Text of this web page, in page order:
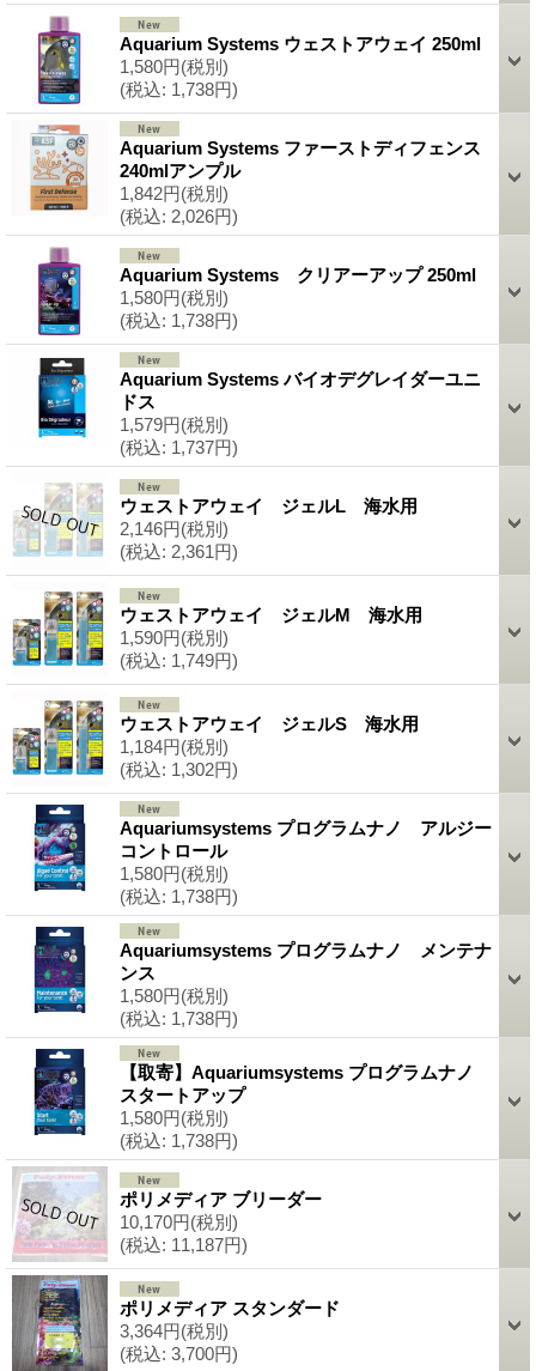
Aquarium Systems ウェストアウェイ 250ml
1,580円(税別)
(税込: 1,738円)
Aquarium Systems ファーストディフェンス
240mlアンプル
1,842円(税別)
(税込: 2,026円)
Aquarium Systems クリアーアップ 250ml
1,580円(税別)
(税込: 1,738円)
Aquarium Systems バイオデグレイダーユニ
ドス
1,579円(税別)
(税込: 1,737円)
ウェストアウェイ ジェルL 海水用
2,146円(税別)
(税込: 2,361円)
ウェストアウェイ ジェルM 海水用
1,590円(税別)
(税込: 1,749円)
ウェストアウェイ ジェルS 海水用
1,184円(税別)
(税込: 1,302円)
Aquariumsystems プログラムナノ アルジー
コントロール
1,580円(税別)
(税込: 1,738円)
Aquariumsystems プログラムナノ メンテナ
ンス
1,580円(税別)
(税込: 1,738円)
【取寄】Aquariumsystems プログラムナノ
スタートアップ
1,580円(税別)
(税込: 1,738円)
ポリメディア ブリーダー
10,170円(税別)
(税込: 11,187円)
ポリメディア スタンダード
3,364円(税別)
(税込: 3,700円)